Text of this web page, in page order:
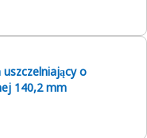
uszczelniający o
140,2 mm